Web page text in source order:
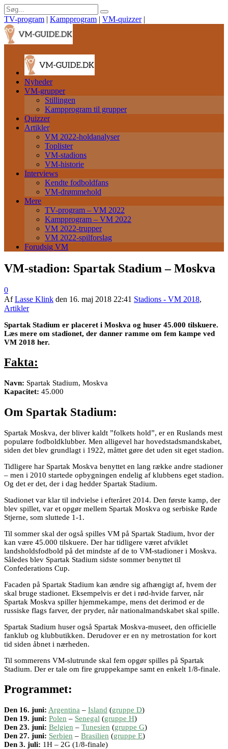
TV-program | Kampprogram | VM-quizzer |
Nyheder
VM-grupper
Stillingen
Kampprogram til grupper
Quizzer
Artikler
VM 2022-holdanalyser
Toplister
VM-stadions
VM-historie
Interviews
Kendte fodboldfans
VM-drømmehold
Mere
TV-program – VM 2022
Kampprogram – VM 2022
VM 2022-trupper
VM 2022-spilforslag
Forudsig VM
VM-stadion: Spartak Stadium – Moskva
0
AfLasse Klink den 16. maj 2018 22:41 Stadions - VM 2018,
Artikler
Spartak Stadium er placeret i Moskva og huser 45.000 tilskuere.
Læs mere om stadionet, der danner ramme om fem kampe ved
VM 2018 her.
Fakta:
Navn: Spartak Stadium, Moskva
Kapacitet: 45.000
Om Spartak Stadium:
Spartak Moskva, der bliver kaldt ”folkets hold”, er en Ruslands mest
populære fodboldklubber. Men alligevel har hovedstadsmandskabet,
siden det blev grundlagt i 1922, måttet gøre det uden sit eget stadion.
Tidligere har Spartak Moskva benyttet en lang række andre stadioner
– men i 2010 startede opbygningen endelig af klubbens eget stadion.
Og det er det, der i dag hedder Spartak Stadium.
Stadionet var klar til indvielse i efteråret 2014. Den første kamp, der
blev spillet, var et opgør mellem Spartak Moskva og serbiske Røde
Stjerne, som sluttede 1-1.
Til sommer skal der også spilles VM på Spartak Stadium, hvor der
kan være 45.000 tilskuere. Der har tidligere været afviklet
landsholdsfodbold på det mindste af de to VM-stadioner i Moskva.
Således blev Spartak Stadium sidste sommer benyttet til
Confederations Cup.
Facaden på Spartak Stadium kan ændre sig afhængigt af, hvem der
skal bruge stadionet. Eksempelvis er det i rød-hvide farver, når
Spartak Moskva spiller hjemmekampe, mens det derimod er de
russiske flags farver, der pryder, når nationalmandskabet skal spille.
Spartak Stadium huser også Spartak Moskva-museet, den officielle
fanklub og klubbutikken. Derudover er en ny metrostation for kort
tid siden åbnet i nærheden.
Til sommerens VM-slutrunde skal fem opgør spilles på Spartak
Stadium. Der er tale om fire gruppekampe samt en enkelt 1/8-finale.
Programmet:
Den 16. juni: Argentina – Island (gruppe D)
Den 19. juni: Polen – Senegal (gruppe H)
Den 23. juni: Belgien – Tunesien (gruppe G)
Den 27. juni: Serbien – Brasilien (gruppe E)
Den 3. juli: 1H – 2G (1/8-finale)